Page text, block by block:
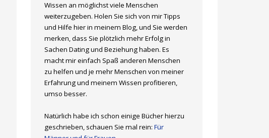
Wissen an möglichst viele Menschen
weiterzugeben. Holen Sie sich von mir Tipps
und Hilfe hier in meinem Blog, und Sie werden
merken, dass Sie plötzlich mehr Erfolg in
Sachen Dating und Beziehung haben. Es
macht mir einfach Spaß anderen Menschen
zu helfen und je mehr Menschen von meiner
Erfahrung und meinem Wissen profitieren,
umso besser.
Natürlich habe ich schon einige Bücher hierzu
geschrieben, schauen Sie mal rein: Für